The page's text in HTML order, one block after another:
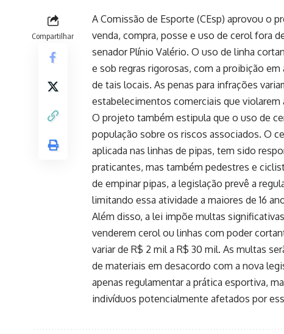
Compartilhar
A Comissão de Esporte (CEsp) aprovou o
venda, compra, posse e uso de cerol fora
senador Plínio Valério. O uso de linha
e sob regras rigorosas, com a proibição
de tais locais. As penas para infrações
estabelecimentos comerciais que
O projeto também estipula que o uso de
população sobre os riscos associados. O
aplicada nas linhas de pipas, tem sido
praticantes, mas também pedestres e
de empinar pipas, a legislação prevê a
limitando essa atividade a maiores de 16
Além disso, a lei impõe multas
venderem cerol ou linhas com poder
variar de R$ 2 mil a R$ 30 mil. As multas
de materiais em desacordo com a nova
apenas regulamentar a prática esportiva,
indivíduos potencialmente afetados por